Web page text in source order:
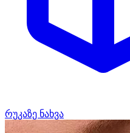
რუკაზე ნახვა